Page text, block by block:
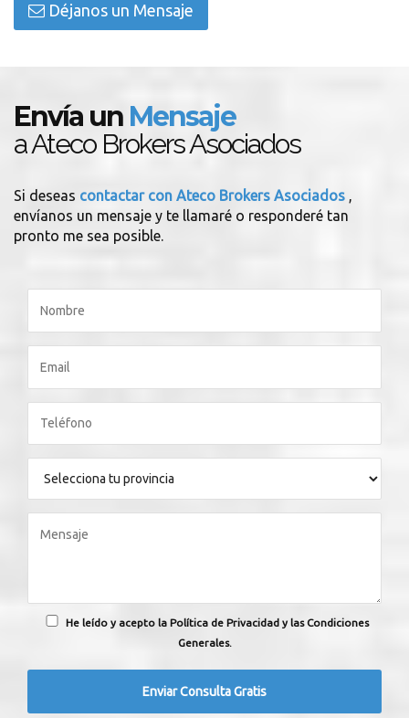
Déjanos un Mensaje
Envía un Mensaje
a Ateco Brokers Asociados
Si deseas contactar con Ateco Brokers Asociados ,
envíanos un mensaje y te llamaré o responderé tan
pronto me sea posible.
He leído y acepto la Política de Privacidad y las Condiciones
Generales.